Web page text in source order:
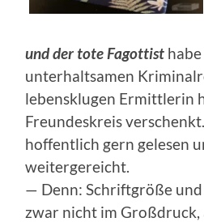
und der tote Fagottist
unterhaltsamen
lebensklugen Ermittlerin
Freundeskreis
hoffentlich gern gelesen
weitergereicht.
— Denn: Schriftgröße
zwar nicht im Großdruck,